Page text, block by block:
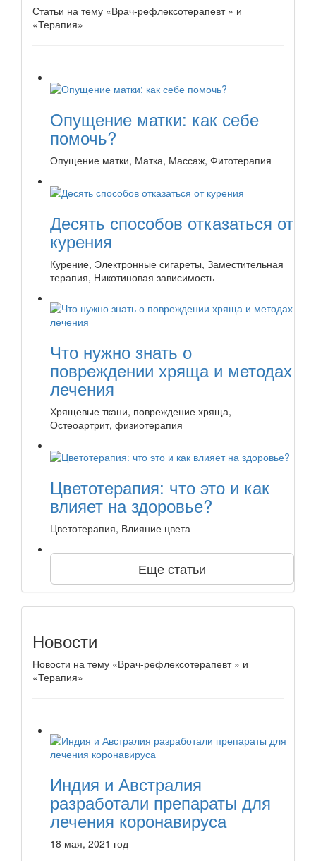
Статьи на тему «Врач-рефлексотерапевт » и
«Терапия»
Опущение матки: как себе
помочь?
Опущение матки, Матка, Массаж, Фитотерапия
Десять способов отказаться от
курения
Курение, Электронные сигареты, Заместительная
терапия, Никотиновая зависимость
Что нужно знать о
повреждении хряща и методах
лечения
Хрящевые ткани, повреждение хряща,
Остеоартрит, физиотерапия
Цветотерапия: что это и как
влияет на здоровье?
Цветотерапия, Влияние цвета
Еще статьи
Новости
Новости на тему «Врач-рефлексотерапевт » и
«Терапия»
Индия и Австралия
разработали препараты для
лечения коронавируса
18 мая, 2021 год